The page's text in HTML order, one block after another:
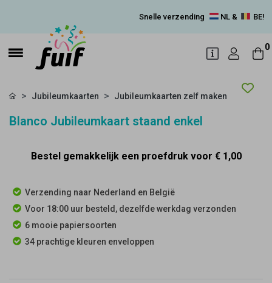
Snelle verzending NL & BE!
0
Jubileumkaarten Jubileumkaarten zelf maken
Blanco Jubileumkaart staand enkel
Bestel gemakkelijk een proefdruk voor € 1,00
Verzending naar Nederland en België
Voor 18:00 uur besteld, dezelfde werkdag verzonden
6 mooie papiersoorten
34 prachtige kleuren enveloppen